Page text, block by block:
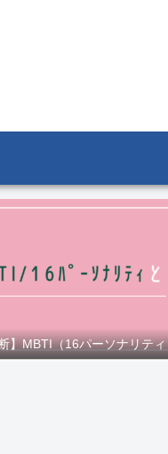
】MBTI（16パーソナリテ